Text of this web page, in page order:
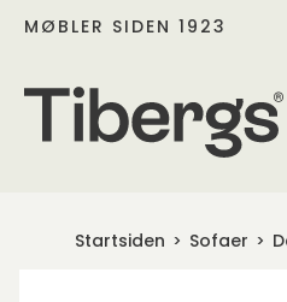
MØBLER SIDEN 1923
Startsiden Sofaer